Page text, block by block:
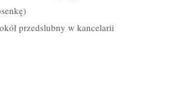
przedslubny w kancelarii